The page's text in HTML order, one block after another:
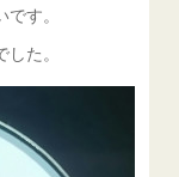
す。
た。